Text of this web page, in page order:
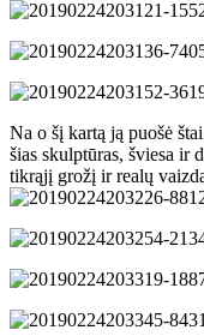
Na o šį kartą ją puošė
šias skulptūras, šviesa ir
tikrąjį grožį ir realų